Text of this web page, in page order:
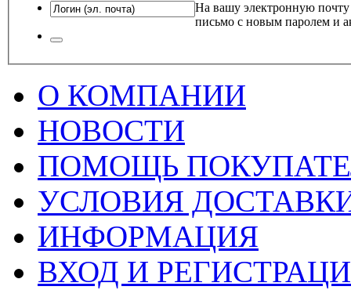
На вашу электронную почту
письмо с новым паролем и
О КОМПАНИИ
НОВОСТИ
ПОМОЩЬ
УСЛОВИЯ
ИНФОРМАЦИЯ
ВХОД И